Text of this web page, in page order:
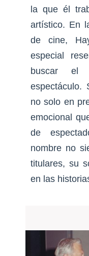
la que él
artístico. En
de cine,
especial
buscar el
espectáculo.
no solo en
emocional
de
nombre no
titulares, su
en las